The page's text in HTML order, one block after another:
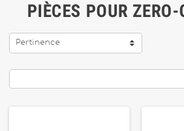
PIÈCES POUR
Pertinence